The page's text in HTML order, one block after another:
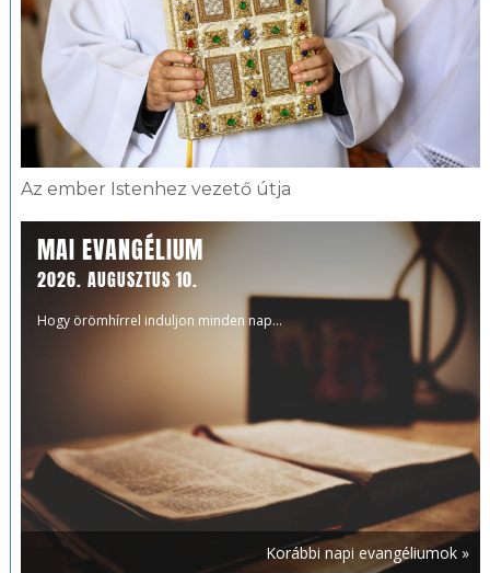
Az ember Istenhez vezető útja
MAI EVANGÉLIUM
2026. AUGUSZTUS 10.
Hogy örömhírrel induljon minden nap...
Korábbi napi evangéliumok »